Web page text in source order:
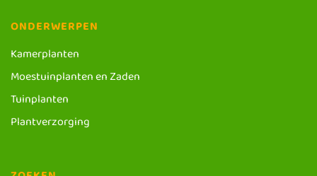
ONDERWERPEN
Kamerplanten
Moestuinplanten en Zaden
Tuinplanten
Plantverzorging